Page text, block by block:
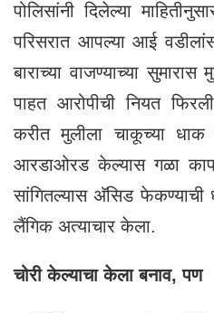
पोलिसांनी दिलेल्या
परिसरात आपल्या आई
बाराच्या वाजण्याच्या
पाहत आरोपीची नियत
करीत मुलीला चाकूच्या
आरडाओरड केल्यास गळा
सांगितल्यास अ‍ॅसिड
लैंगिक अत्याचार केला.
चोरी केल्याचा केला बनाव, पण